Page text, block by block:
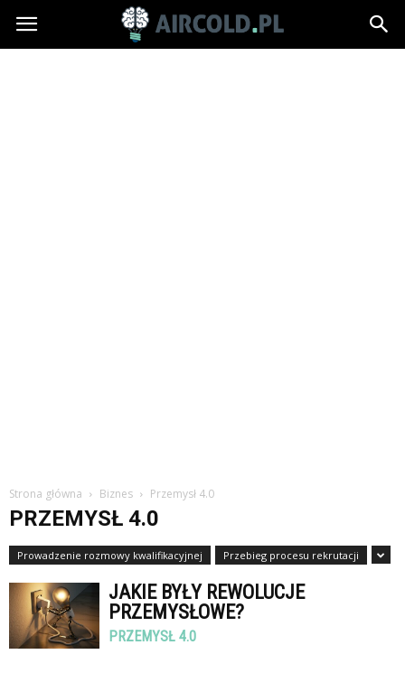
Aircold.pl
Strona główna Biznes Przemysł 4.0
PRZEMYSŁ 4.0
Prowadzenie rozmowy kwalifikacyjnej Przebieg procesu rekrutacji
JAKIE BYŁY REWOLUCJE
PRZEMYSŁOWE?
PRZEMYSŁ 4.0